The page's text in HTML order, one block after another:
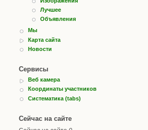
Лучшее
Объявления
Мы
Карта сайта
Новости
Сервисы
Веб камера
Координаты участников
Систематика (tabs)
Сейчас на сайте